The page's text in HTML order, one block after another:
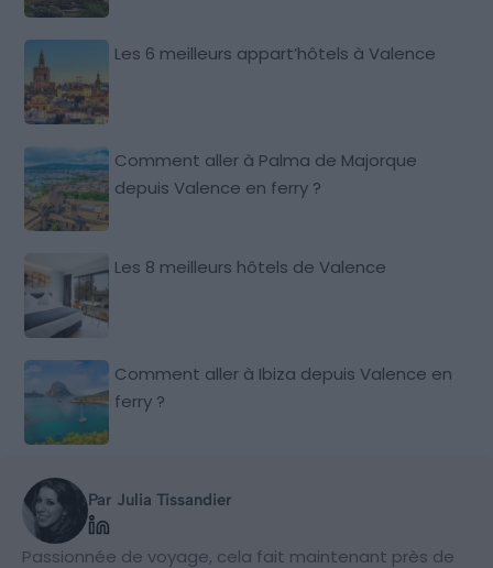
Les 6 meilleurs appart’hôtels à Valence
Comment aller à Palma de Majorque
depuis Valence en ferry ?
Les 8 meilleurs hôtels de Valence
Comment aller à Ibiza depuis Valence en
ferry ?
Par Julia Tissandier
Passionnée de voyage, cela fait maintenant près de